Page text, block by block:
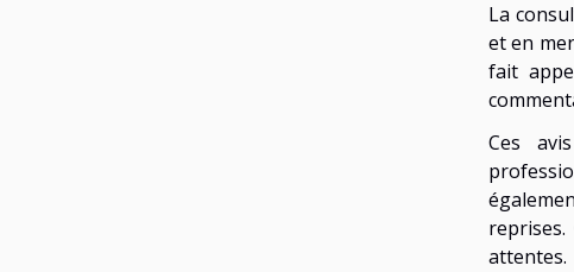
La
et en
fait
Ces
attentes.